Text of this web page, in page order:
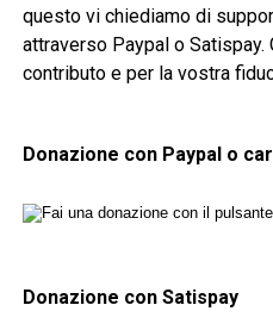
questo vi chiediamo di
attraverso Paypal o
contributo e per la vostra
Donazione con Paypal o
Donazione con Satispay